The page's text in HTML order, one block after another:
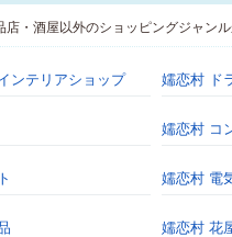
・酒屋以外のショッピングジャン
ンテリアショップ 嬬恋村 ド
嬬恋村 コ
嬬恋村 電
嬬恋村 花